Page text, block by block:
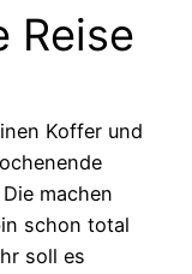
Reise
Koffer und
machen
schon total
soll es